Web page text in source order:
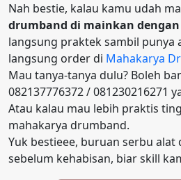
Nah bestie, kalau kamu udah
drumband di mainkan dengan
langsung praktek sambil punya
langsung order di Mahakarya
Mau tanya-tanya dulu? Boleh
082137776372 / 081230216271
Atau kalau mau lebih praktis
mahakarya drumband.
Yuk bestieee, buruan serbu
sebelum kehabisan, biar skill